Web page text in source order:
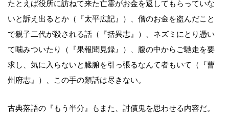
たとえば役所に訪ねて来た亡霊がお金を返してもらっていな
いと訴え出るとか（『太平広記』）、僧のお金を盗んだこと
で親子二代が殺される話（『括異志』）、ネズミにとり憑い
て噛みついたり（『果報聞見録』）、腹の中からご馳走を要
求し、気に入らないと臓腑を引っ張るなんて者もいて（『曹
州府志』）、この手の類話は尽きない。
古典落語の『もう半分』もまた、討債鬼を思わせる内容だ。